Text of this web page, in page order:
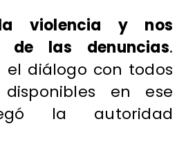
la violencia y nos
de las denuncias.
el diálogo con todos
en ese
la autoridad